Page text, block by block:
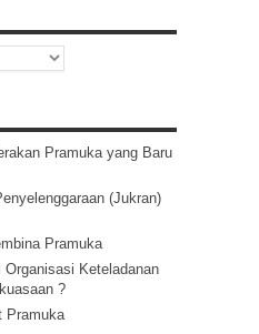
Pramuka yang Baru
(Jukran)
Pramuka
Keteladanan
?
Pramuka